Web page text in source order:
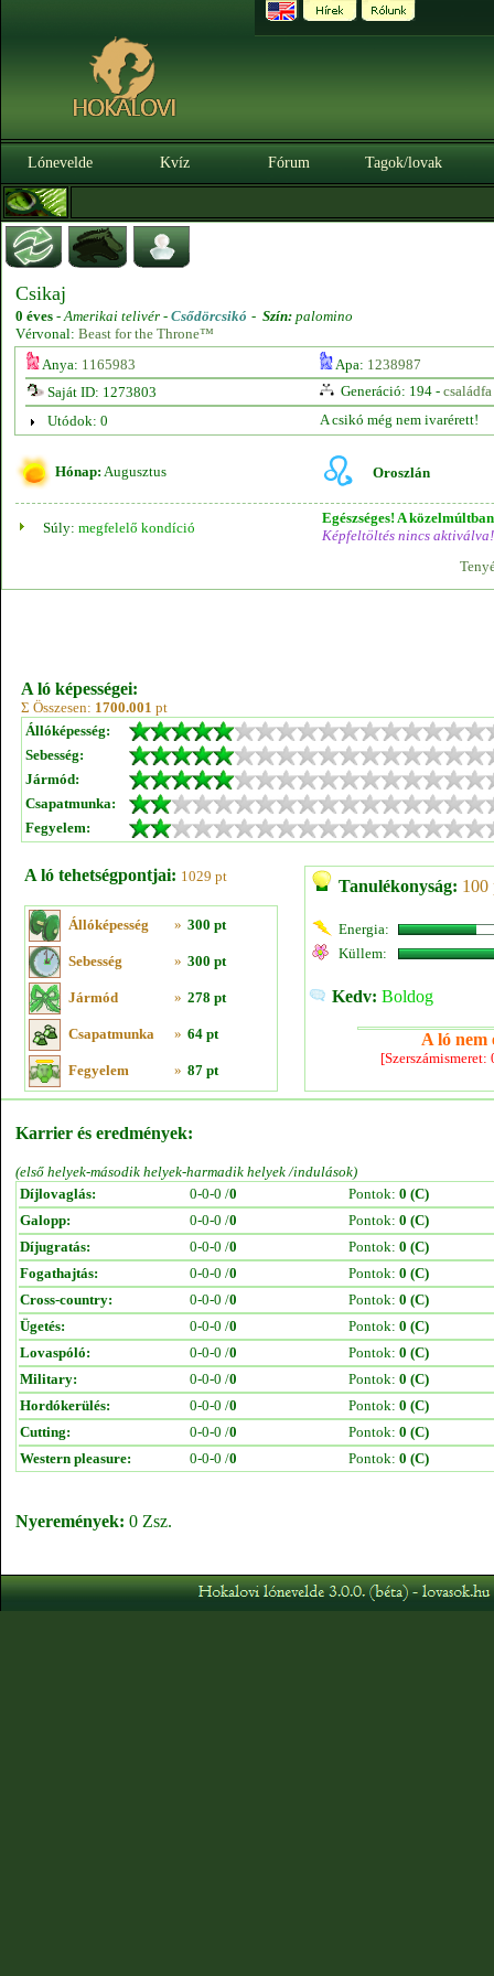
Lónevelde Kvíz Fórum Tagok/lovak
Csikaj
0 éves -Amerikai telivér - Csődörcsikó - Szín: palomino
Vérvonal: Beast for the Throne™
Anya: 1165983 Apa: 1238987
Saját ID: 1273803
Generáció: 194 - családfa
Utódok: 0
A csikó még nem ivarérett!
Hónap: Augusztus Oroszlán
Súly: megfelelő kondíció
Egészséges! A
Képfeltöltés nincs aktiválva!
A ló képességei:
Σ Összesen: 1700.001 pt
Állóképesség:
Sebesség:
Jármód:
Csapatmunka:
Fegyelem:
A ló tehetségpontjai: 1029 pt
Állóképesség » 300 pt
Sebesség » 300 pt
Jármód » 278 pt
Csapatmunka » 64 pt
Fegyelem » 87 pt
Tanulékonyság: 100
Energia:
Küllem:
Kedv: Boldog
A ló nem
Karrier és eredmények:
(első helyek-második helyek-harmadik helyek /indulások)
Díjlovaglás:
0-0-0 /0 Pontok: 0 (C)
Galopp:
0-0-0 /0 Pontok: 0 (C)
Díjugratás:
0-0-0 /0 Pontok: 0 (C)
Fogathajtás:
0-0-0 /0 Pontok: 0 (C)
Cross-country:
0-0-0 /0 Pontok: 0 (C)
Ügetés:
0-0-0 /0 Pontok: 0 (C)
Lovaspóló:
0-0-0 /0 Pontok: 0 (C)
Military:
0-0-0 /0 Pontok: 0 (C)
Hordókerülés:
0-0-0 /0 Pontok: 0 (C)
Cutting:
0-0-0 /0 Pontok: 0 (C)
Western pleasure:
0-0-0 /0 Pontok: 0 (C)
Nyeremények: 0 Zsz.